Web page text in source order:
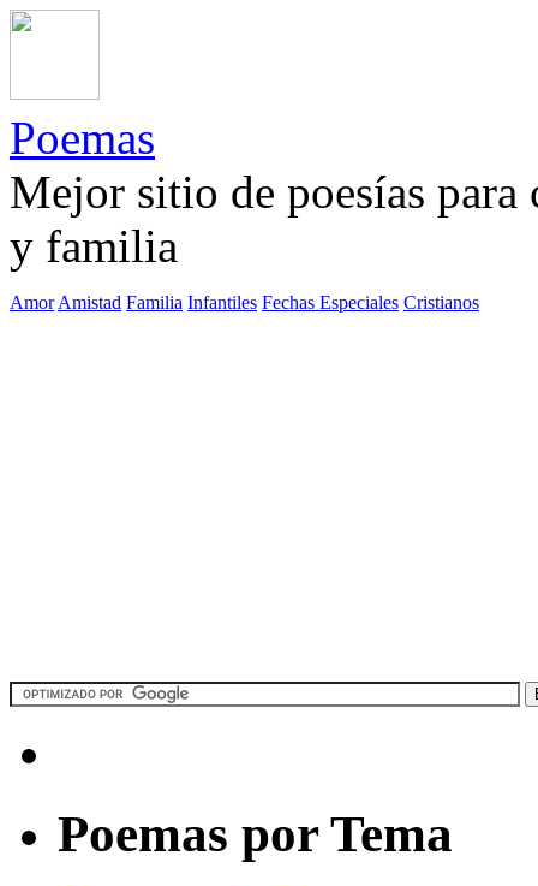
Poemas
Mejor sitio de poesías
y familia
Amor Amistad Familia Infantiles Fechas Especiales Cristianos
Poemas por Tema